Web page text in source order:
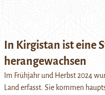
In Kirgistan ist eine
herangewachsen
Im Frühjahr und Herbst 2024
Land erfasst. Sie kommen